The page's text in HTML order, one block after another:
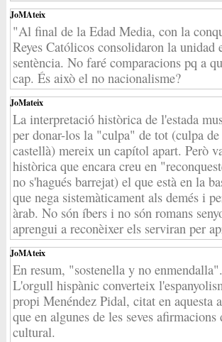
JoMAteix
"Al final de la Edad Media, con la
Reyes Católicos consolidaron la
sentència. No faré comparacions pq a
cap. És això el no nacionalisme?
JoMateix
La interpretació històrica de l'estada
per donar-los la "culpa" de tot (culpa
castellà) mereix un capítol apart. Però
històrica que encara creu en
no s'hagués barrejat) el que està en la
que nega sistemàticament als demés i
àrab. No són íbers i no són romans
aprengui a reconèixer els serviran per
JoMAteix
En resum, "sostenella y no
L'orgull hispànic converteix
propi Menéndez Pidal, citat en
que en algunes de les seves
cultural.